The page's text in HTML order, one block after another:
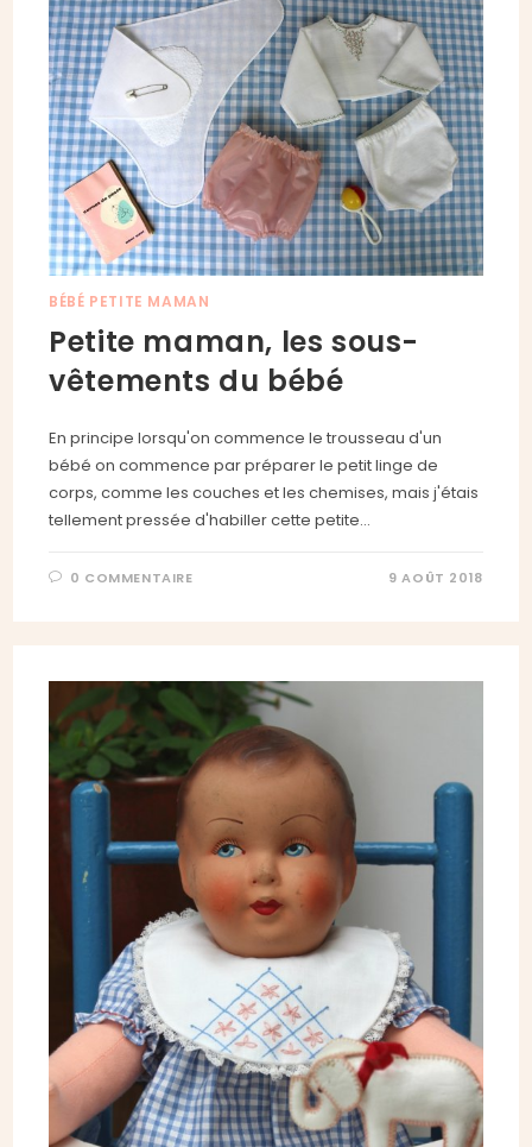
BÉBÉ PETITE MAMAN
Petite maman, les sous-
vêtements du bébé
En principe lorsqu'on commence le trousseau d'un
bébé on commence par préparer le petit linge de
corps, comme les couches et les chemises, mais j'étais
tellement pressée d'habiller cette petite…
0 COMMENTAIRE 9 AOÛT 2018